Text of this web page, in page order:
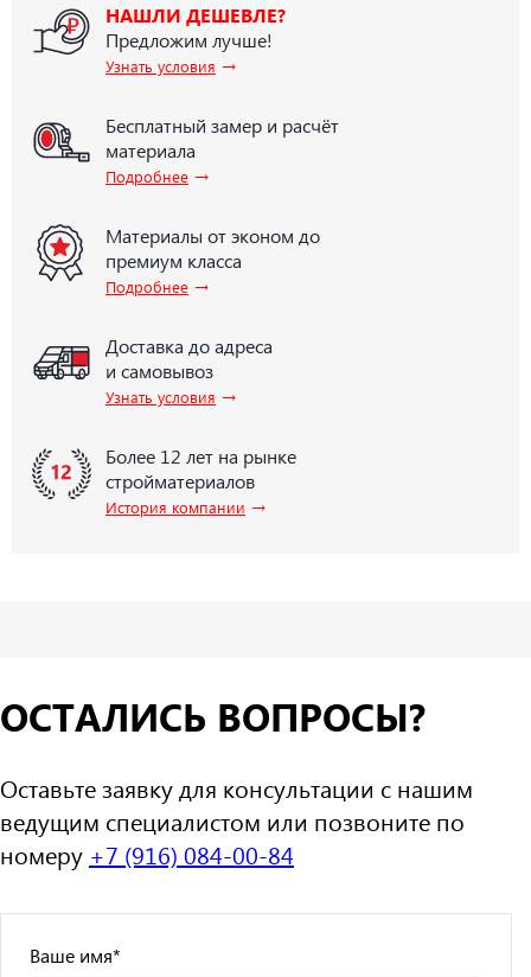
НАШЛИ ДЕШЕВЛЕ?
Предложим лучше!
Узнать условия →
Бесплатный замер и расчёт
материала
Подробнее →
Материалы от эконом до
премиум класса
Подробнее →
Доставка до адреса
и самовывоз
Узнать условия →
Более 12 лет на рынке
стройматериалов
История компании →
ОСТАЛИСЬ ВОПРОСЫ?
Оставьте заявку для консультации с нашим
ведущим специалистом или позвоните по
номеру +7 (916) 084-00-84
Ваше имя*